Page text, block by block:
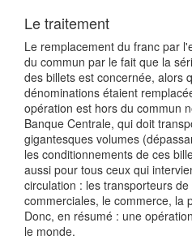
Le traitement
Le remplacement du franc par
du commun par le fait que la
des billets est concernée, alors
dénominations étaient
opération est hors du commun
Banque Centrale, qui doit
gigantesques volumes
les conditionnements de ces
aussi pour tous ceux qui
circulation : les transporteurs
commerciales, le commerce, la
Donc, en résumé : une
le monde.